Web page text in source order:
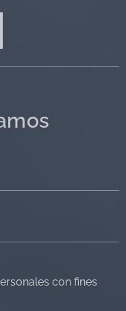
con fines